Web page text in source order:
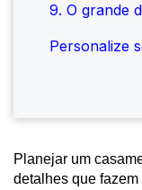
9. O grande
Personalize
Planejar um
detalhes que